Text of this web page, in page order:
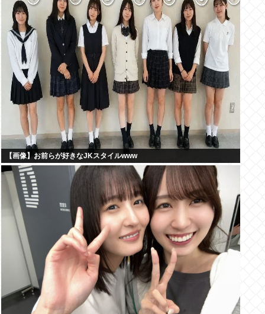
【画像】お前らが好きなJKスタイルwww